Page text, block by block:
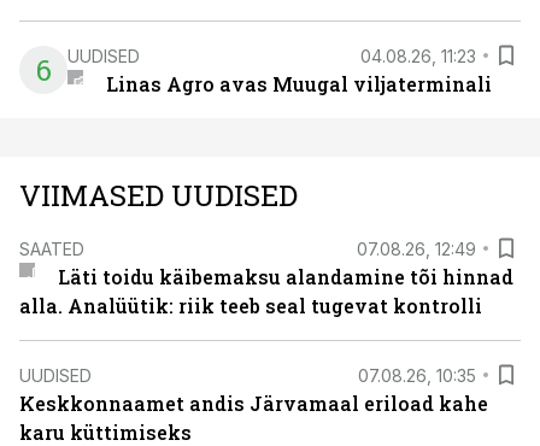
6 UUDISED 04.08.26, 11:23
Linas Agro avas Muugal viljaterminali
VIIMASED UUDISED
SAATED 07.08.26, 12:49
Läti toidu käibemaksu alandamine tõi hinnad
alla. Analüütik: riik teeb seal tugevat kontrolli
UUDISED 07.08.26, 10:35
Keskkonnaamet andis Järvamaal eriload kahe
karu küttimiseks